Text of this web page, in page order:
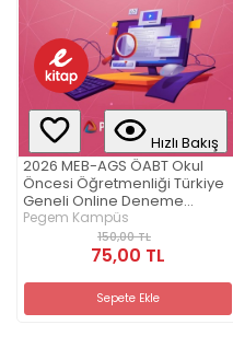
Hızlı Bakış
2026 MEB-AGS ÖABT Okul
Öncesi Öğretmenliği Türkiye
Geneli Online Deneme
Sınavı-12
Pegem Kampüs
150,00 TL
75,00 TL
Sepete Ekle